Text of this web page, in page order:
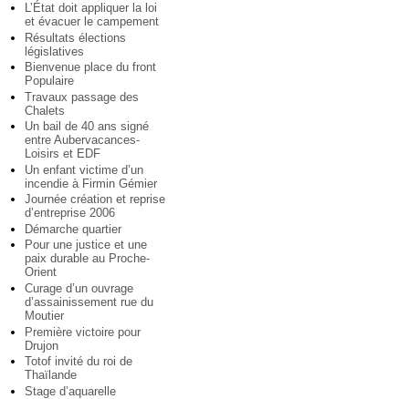
L’État doit appliquer la loi
et évacuer le campement
Résultats élections
législatives
Bienvenue place du front
Populaire
Travaux passage des
Chalets
Un bail de 40 ans signé
entre Aubervacances-
Loisirs et EDF
Un enfant victime d’un
incendie à Firmin Gémier
Journée création et reprise
d’entreprise 2006
Démarche quartier
Pour une justice et une
paix durable au Proche-
Orient
Curage d’un ouvrage
d’assainissement rue du
Moutier
Première victoire pour
Drujon
Totof invité du roi de
Thaïlande
Stage d’aquarelle